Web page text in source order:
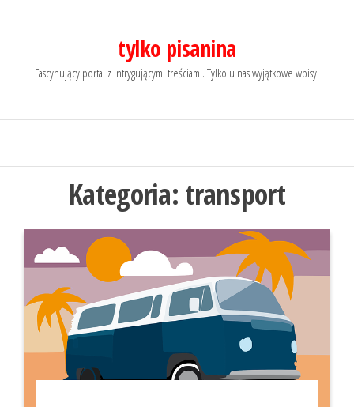
tylko pisanina
Fascynujący portal z intrygującymi treściami. Tylko u nas wyjątkowe wpisy.
Kategoria: transport